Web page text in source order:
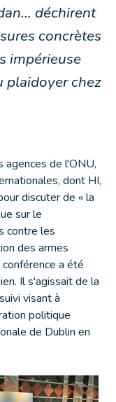
déchirent
concrètes
impérieuse
plaidoyer chez
de l'ONU,
dont HI,
discuter de « la
sur le
contre les
des armes
a été
Il s'agissait de la
visant à
politique
de Dublin en